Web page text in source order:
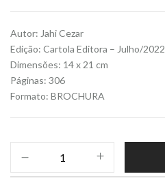
Autor: Jahi Cezar
Edição: Cartola Editora – Julho/2022
Dimensões: 14 x 21 cm
Páginas: 306
Formato: BROCHURA